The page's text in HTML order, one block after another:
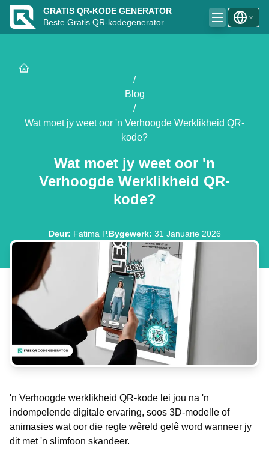
GRATIS QR-KODE GENERATOR
Beste Gratis QR-kodegenerator
/
Blog
/
Wat moet jy weet oor 'n Verhoogde Werklikheid QR-
kode?
Wat moet jy weet oor 'n
Verhoogde Werklikheid QR-
kode?
Deur: Fatima P.Bygewerk: 31 Januarie 2026
'n Verhoogde werklikheid QR-kode lei jou na 'n
indompelende digitale ervaring, soos 3D-modelle of
animasies wat oor die regte wêreld gelê word wanneer jy
dit met 'n slimfoon skandeer.